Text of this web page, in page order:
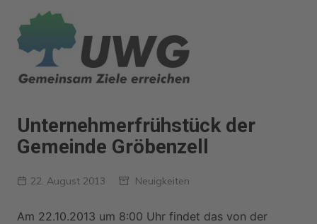
Inhalt
springen
Unternehmerfrühstück der
Gemeinde Gröbenzell
22. August 2013 Neuigkeiten
Am 22.10.2013 um 8:00 Uhr findet das von der